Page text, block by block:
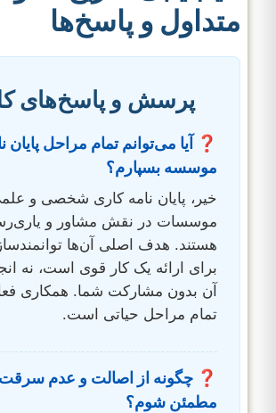
متداول و پاسخ‌ها
پرسش و پاسخ‌های
❓ آیا می‌توانم تمام مراحل پایان
موسسه بسپارم؟
خیر، پایان نامه کاری شخصی و
موسسات در نقش مشاور و
هستند. هدف اصلی آن‌ها
برای ارائه یک کار قوی است، نه
آن بدون مشارکت شما. همکاری
تمام مراحل حیاتی است.
❓ چگونه از اصالت و عدم سرقت
مطمئن شوم؟